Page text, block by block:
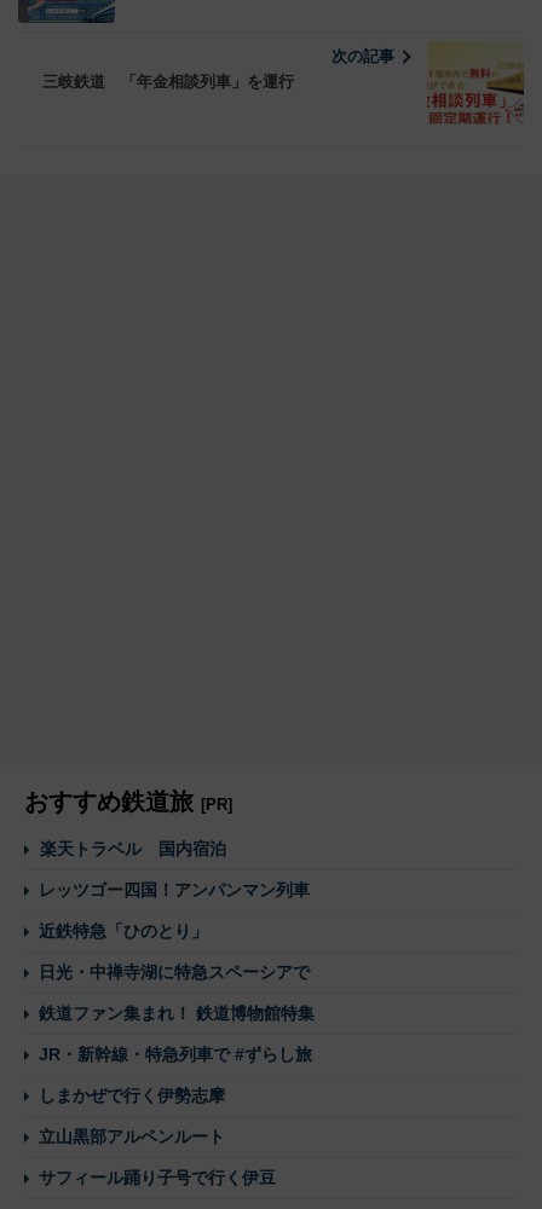
次の記事
三岐鉄道 「年金相談列車」を運行
おすすめ鉄道旅 [PR]
楽天トラベル 国内宿泊
レッツゴー四国！アンパンマン列車
近鉄特急「ひのとり」
日光・中禅寺湖に特急スペーシアで
鉄道ファン集まれ！ 鉄道博物館特集
JR・新幹線・特急列車で #ずらし旅
しまかぜで行く伊勢志摩
立山黒部アルペンルート
サフィール踊り子号で行く伊豆